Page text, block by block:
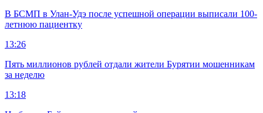
В БСМП в Улан-Удэ после успешной операции выписали 100-
летнюю пациентку
13:26
Пять миллионов рублей отдали жители Бурятии мошенникам
за неделю
13:18